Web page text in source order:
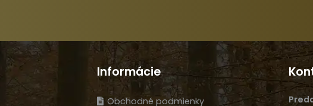
Informácie
Obchodné podmienky